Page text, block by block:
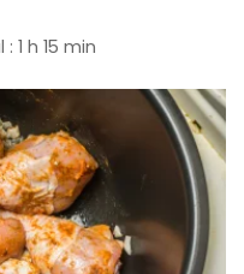
1 h 15 min